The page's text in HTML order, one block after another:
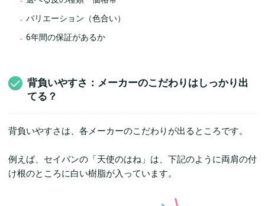
バリエーション（色合い）
6年間の保証があるか
背負いやすさ：メーカーのこだわりはしっかり出
てる？
背負いやすさは、各メーカーのこだわりが出るところです。
例えば、セイバンの「天使のはね」は、下記のように両肩の付
け根のところに白い樹脂が入っています。